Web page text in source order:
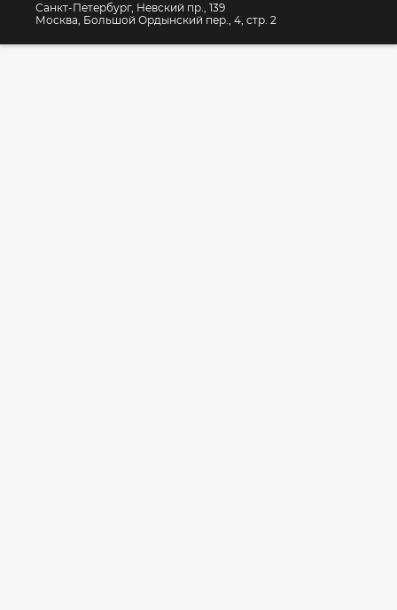
Санкт-Петербург, Невский пр., 139
Москва, Большой Ордынский пер., 4, стр. 2